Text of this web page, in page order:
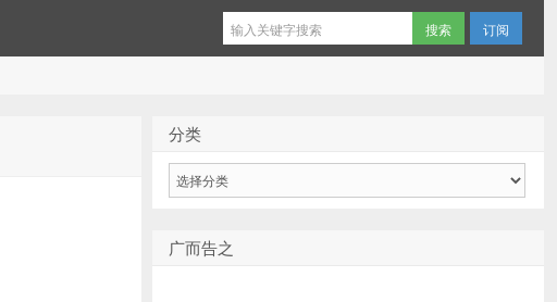
订阅
分类
广而告之